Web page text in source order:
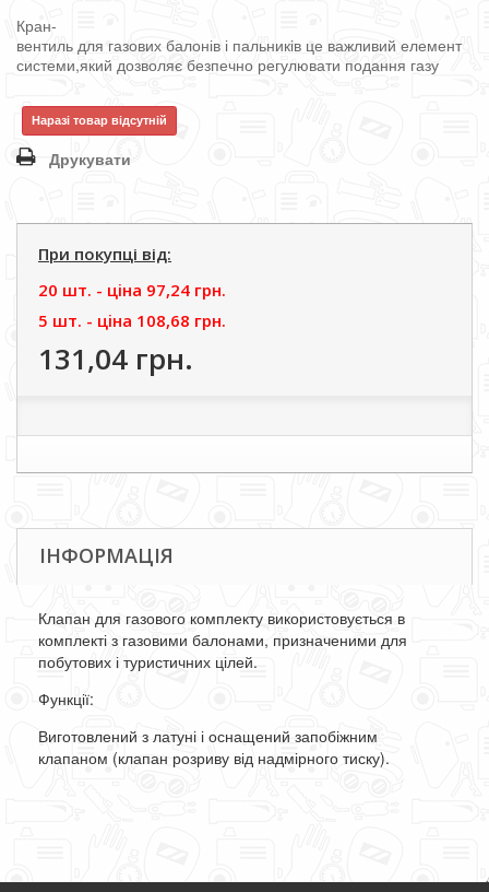
Кран-
вентиль для газових балонів і пальників це важливий елемент
системи,який дозволяє безпечно регулювати подання газу
Наразі товар відсутній
Друкувати
При покупці від:
20 шт. - цiна 97,24 грн.
5 шт. - цiна 108,68 грн.
131,04 грн.
ІНФОРМАЦІЯ
Клапан для газового комплекту використовується в
комплекті з газовими балонами, призначеними для
побутових і туристичних цілей.
Функції:
Виготовлений з латуні і оснащений запобіжним
клапаном (клапан розриву від надмірного тиску).